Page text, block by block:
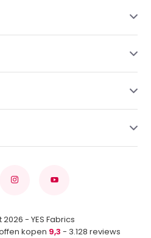
- YES Fabrics
kopen 9,3 - 3.128 reviews